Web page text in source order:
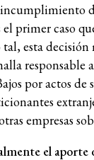
primer caso
esta decisión
responsable
por actos de
empresas
el